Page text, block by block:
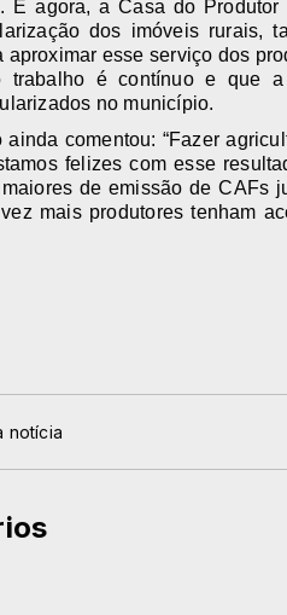
E agora, a Casa do
dos imóveis rurais,
aproximar esse serviço dos
trabalho é contínuo e que
no município.
ainda comentou: “Fazer
felizes com esse
de emissão de CAFs
mais produtores tenham
notícia